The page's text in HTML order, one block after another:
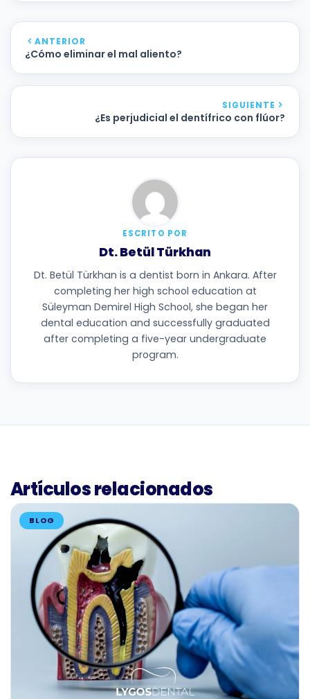
ANTERIOR
¿Cómo eliminar el mal aliento?
SIGUIENTE
¿Es perjudicial el dentífrico con flúor?
ESCRITO POR
Dt. Betül Türkhan
Dt. Betül Türkhan is a dentist born in Ankara. After
completing her high school education at
Süleyman Demirel High School, she began her
dental education and successfully graduated
after completing a five-year undergraduate
program.
Artículos relacionados
BLOG